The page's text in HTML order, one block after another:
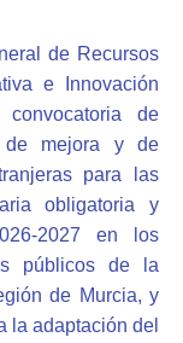
de Recursos
e Innovación
de
de mejora y de
para las
obligatoria y
2027 en los
públicos de la
de Murcia, y
la adaptación del